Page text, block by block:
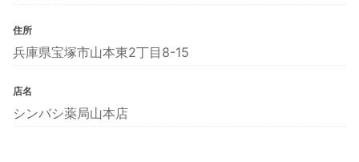
住所
兵庫県宝塚市山本東2丁目8-15
店名
シンバシ薬局山本店